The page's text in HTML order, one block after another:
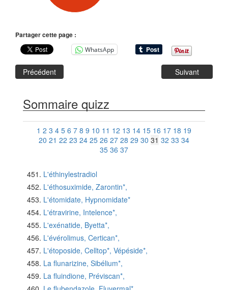
Partager cette page :
WhatsApp
Précédent Suivant
Sommaire quizz
1 2 3 4 5 6 7 8 9 10 11 12 13 14 15 16 17 18 19
20 21 22 23 24 25 26 27 28 29 30 31 32 33 34
35 36 37
L'éthinylestradiol
L'éthosuximide, Zarontin*,
L'étomidate, Hypnomidate*
L'étravirine, Intelence*,
L'exénatide, Byetta*,
L'évérolimus, Certican*,
L'étoposide, Celltop*, Vépéside*,
La flunarizine, Sibélium*,
La fluindione, Préviscan*,